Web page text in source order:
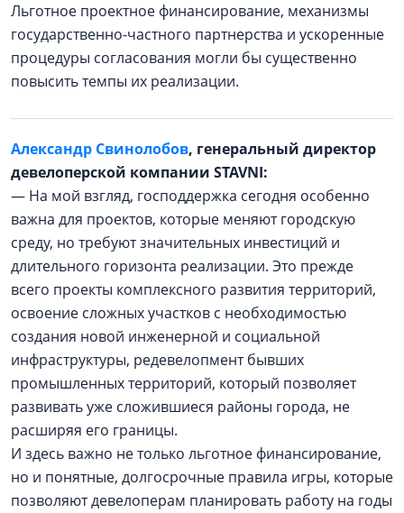
Льготное проектное финансирование, механизмы
государственно-частного партнерства и ускоренные
процедуры согласования могли бы существенно
повысить темпы их реализации.
Александр Свинолобов, генеральный директор
девелоперской компании STAVNI:
— На мой взгляд, господдержка сегодня особенно
важна для проектов, которые меняют городскую
среду, но требуют значительных инвестиций и
длительного горизонта реализации. Это прежде
всего проекты комплексного развития территорий,
освоение сложных участков с необходимостью
создания новой инженерной и социальной
инфраструктуры, редевелопмент бывших
промышленных территорий, который позволяет
развивать уже сложившиеся районы города, не
расширяя его границы.
И здесь важно не только льготное финансирование,
но и понятные, долгосрочные правила игры, которые
позволяют девелоперам планировать работу на годы